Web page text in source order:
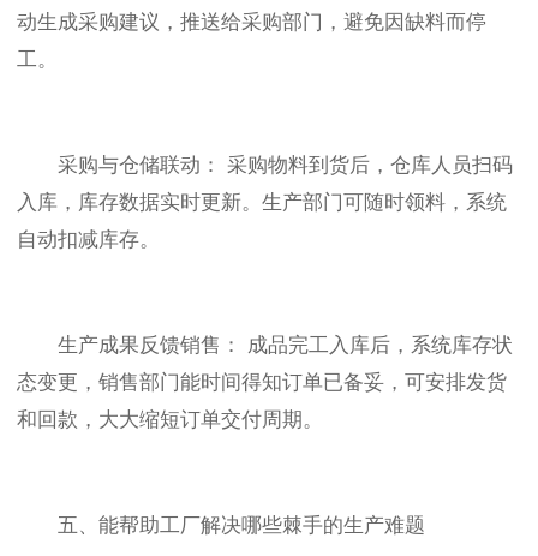
动生成采购建议，推送给采购部门，避免因缺料而停
工。
采购与仓储联动： 采购物料到货后，仓库人员扫码
入库，库存数据实时更新。生产部门可随时领料，系统
自动扣减库存。
生产成果反馈销售： 成品完工入库后，系统库存状
态变更，销售部门能时间得知订单已备妥，可安排发货
和回款，大大缩短订单交付周期。
五、能帮助工厂解决哪些棘手的生产难题